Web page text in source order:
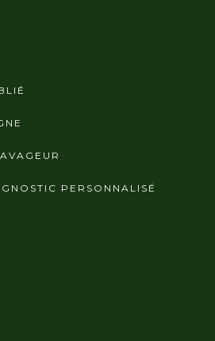
PERSONNALISÉ